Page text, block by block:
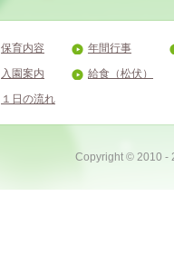
保育内容
入園案内
１日の流れ
年間行事
給食（松伏）
Copyright © 2010 -